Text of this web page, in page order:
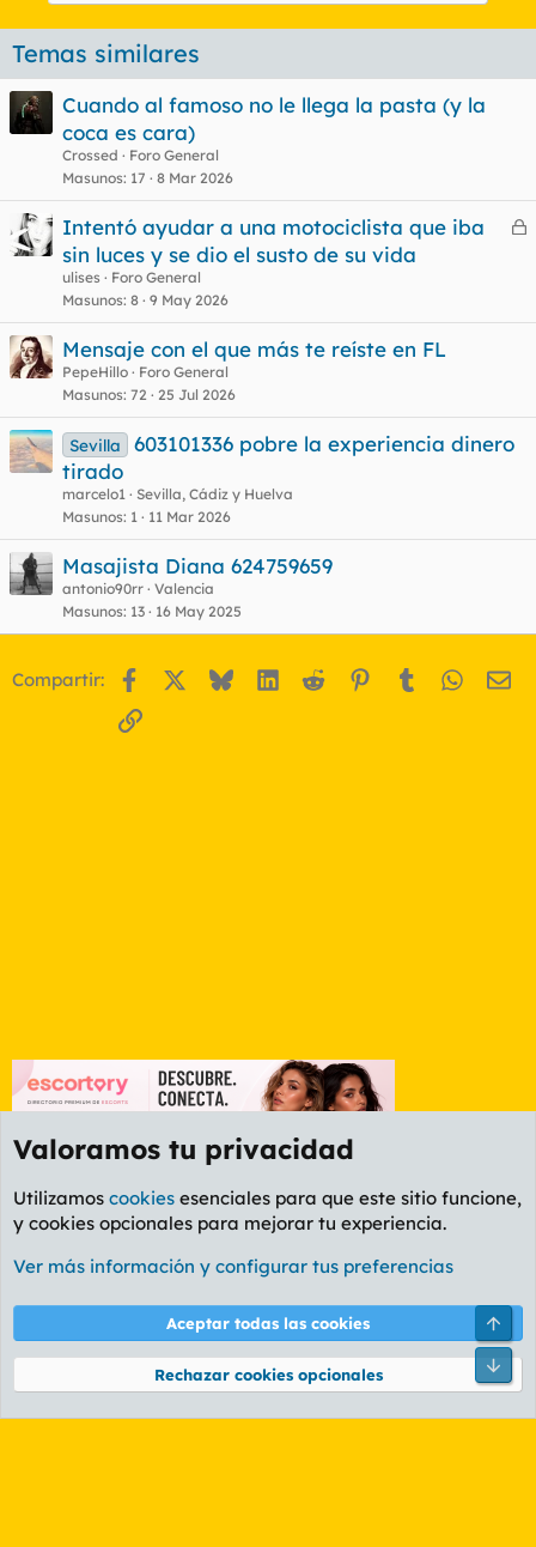
Temas similares
Cuando al famoso no le llega la pasta (y la
coca es cara)
Crossed
Foro General
Masunos 17 8 Mar 2026
C
a
Intentó ayudar a una motociclista que iba
sin luces y se dio el susto de su vida
ulises
Foro General
Masunos 8 9 May 2026
Mensaje con el que más te reíste en FL
PepeHillo
Foro General
Masunos 72 25 Jul 2026
Sevilla
603101336 pobre la experiencia dinero
tirado
marcelo1 Sevilla, Cádiz y Huelva
Masunos 1 11 Mar 2026
Masajista Diana 624759659
antonio90rr Valencia
Masunos 13 16 May 2025
Compartir: Facebook BlueskyLinkedIn
Reddit Pinterest
Tumblr
Enlace
Foro General
Cookies
PL OLDSTYLE AMARILLO
Términos y reglas Política de privacidad Ayuda
Community platform by XenForo® © 2010-2026 XenForo Ltd.
Valoramos tu privacidad
Utilizamos cookies esenciales para que este sitio funcione,
y cookies opcionales para mejorar tu experiencia.
Ver más información y configurar tus preferencias
Aceptar todas las cookies
Rechazar cookies opcionales
Pie